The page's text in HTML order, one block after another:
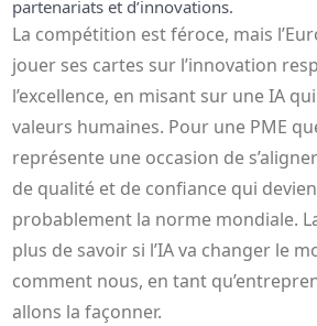
partenariats et d’innovations.
La compétition est féroce, mais
jouer ses cartes sur l’innovation
l’excellence, en misant sur une IA
valeurs humaines. Pour une PME
représente une occasion de
de qualité et de confiance qui
probablement la norme mondiale.
plus de savoir si l’IA va changer le
comment nous, en tant
allons la façonner.